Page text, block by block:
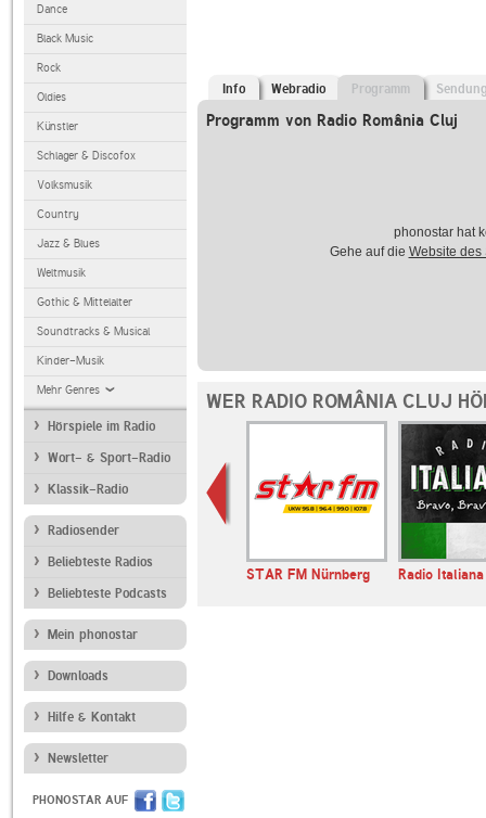
Dance
Black Music
Rock
Oldies
Künstler
Schlager & Discofox
Volksmusik
Country
Jazz & Blues
Weltmusik
Gothic & Mittelalter
Soundtracks & Musical
Kinder-Musik
Mehr Genres
Hörspiele im Radio
Wort- & Sport-Radio
Klassik-Radio
Radiosender
Beliebteste Radios
Beliebteste Podcasts
Mein phonostar
Downloads
Hilfe & Kontakt
Newsletter
PHONOSTAR AUF
Info Webradio Programm
Programm von Radio România Cluj
phonostar hat
Gehe auf die Website des
WER RADIO ROMÂNIA CLUJ
STAR FM Nürnberg Radio Italiana